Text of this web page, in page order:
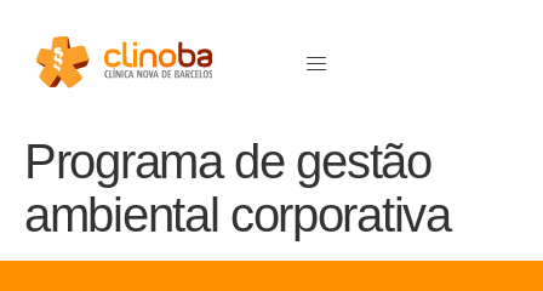
Programa de gestão
ambiental corporativa